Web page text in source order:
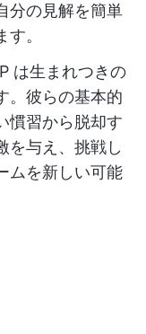
分の見解を簡単
。
は生まれつきの
。彼らの基本的
慣習から脱却す
を与え、挑戦し
ムを新しい可能